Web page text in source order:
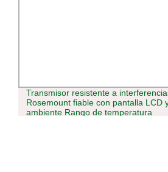
Todo de acero inoxidable de alta
precisión Transmisor de presión de
agua